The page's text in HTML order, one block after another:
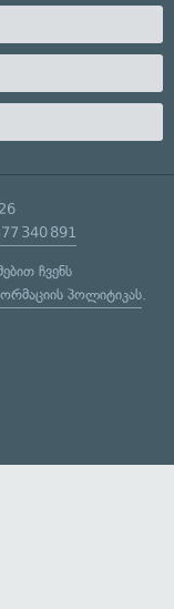
340 891
ჩვენს
პოლიტიკას.